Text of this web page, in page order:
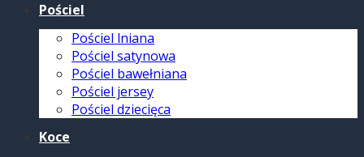
Pościel
Pościel lniana
Pościel satynowa
Pościel bawełniana
Pościel jersey
Pościel dziecięca
Koce